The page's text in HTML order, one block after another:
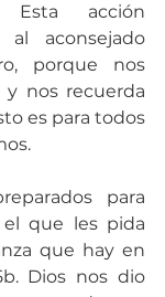
Esta acción
al aconsejado
porque nos
y nos recuerda
es para todos
para
que les pida
que hay en
Dios nos dio